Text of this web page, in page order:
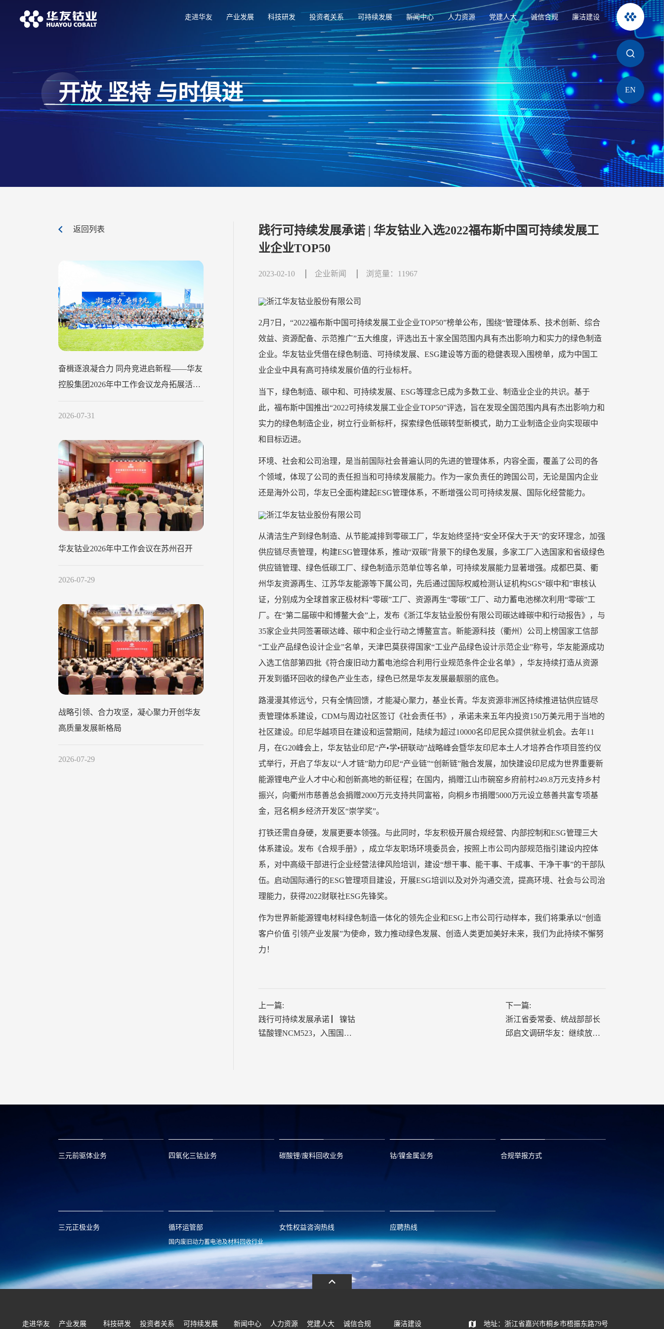
走进华友 产业发展 科技研发 投资者关系 可持续发展 新闻中心 人力资源 党建人大 诚信合规 廉洁建设
EN
开放 坚持 与时俱进
返回列表
奋楫逐浪凝合力 同舟竞进启新程——华友
控股集团2026年中工作会议龙舟拓展活动
2026-07-31
华友钴业2026年中工作会议在苏州召开
2026-07-29
战略引领、合力攻坚，凝心聚力开创华友
高质量发展新格局
2026-07-29
践行可持续发展承诺 | 华友钴业入选2022福布斯中国可持续发展工
业企业TOP50
2023-02-10 企业新闻 浏览量：11967
2月7日，“2022福布斯中国可持续发展工业企业TOP50”榜单公布，围绕“管理体系、技术创新、综合
效益、资源配备、示范推广”五大维度，评选出五十家全国范围内具有杰出影响力和实力的绿色制造
企业。华友钴业凭借在绿色制造、可持续发展、ESG建设等方面的稳健表现入围榜单，成为中国工
业企业中具有高可持续发展价值的行业标杆。
当下，绿色制造、碳中和、可持续发展、ESG等理念已成为多数工业、制造业企业的共识。基于
此，福布斯中国推出“2022可持续发展工业企业TOP50”评选，旨在发现全国范围内具有杰出影响力和
实力的绿色制造企业，树立行业新标杆，探索绿色低碳转型新模式，助力工业制造企业向实现碳中
和目标迈进。
环境、社会和公司治理，是当前国际社会普遍认同的先进的管理体系，内容全面，覆盖了公司的各
个领域，体现了公司的责任担当和可持续发展能力。作为一家负责任的跨国公司，无论是国内企业
还是海外公司，华友已全面构建起ESG管理体系，不断增强公司可持续发展、国际化经营能力。
从清洁生产到绿色制造、从节能减排到零碳工厂，华友始终坚持“安全环保大于天”的安环理念，加强
供应链尽责管理，构建ESG管理体系，推动“双碳”背景下的绿色发展，多家工厂入选国家和省级绿色
供应链管理、绿色低碳工厂、绿色制造示范单位等名单，可持续发展能力显著增强。成都巴莫、衢
州华友资源再生、江苏华友能源等下属公司，先后通过国际权威检测认证机构SGS“碳中和”审核认
证，分别成为全球首家正极材料“零碳”工厂、资源再生“零碳”工厂、动力蓄电池梯次利用“零碳”工
厂。在“第二届碳中和博鳌大会”上，发布《浙江华友钴业股份有限公司碳达峰碳中和行动报告》，与
35家企业共同签署碳达峰、碳中和企业行动之博鳌宣言。新能源科技（衢州）公司上榜国家工信部
“工业产品绿色设计企业”名单，天津巴莫获得国家“工业产品绿色设计示范企业”称号，华友能源成功
入选工信部第四批《符合废旧动力蓄电池综合利用行业规范条件企业名单》，华友持续打造从资源
开发到循环回收的绿色产业生态，绿色已然是华友发展最靓丽的底色。
路漫漫其修远兮，只有全情回馈，才能凝心聚力，基业长青。华友资源非洲区持续推进钴供应链尽
责管理体系建设，CDM与周边社区签订《社会责任书》，承诺未来五年内投资150万美元用于当地的
社区建设。印尼华越项目在建设和运营期间，陆续为超过10000名印尼民众提供就业机会。去年11
月，在G20峰会上，华友钴业印尼“产•学•研联动”战略峰会暨华友印尼本土人才培养合作项目签约仪
式举行，开启了华友以“人才链”助力印尼“产业链”“创新链”融合发展，加快建设印尼成为世界重要新
能源锂电产业人才中心和创新高地的新征程；在国内，捐赠江山市碗窑乡府前村249.8万元支持乡村
振兴，向衢州市慈善总会捐赠2000万元支持共同富裕，向桐乡市捐赠5000万元设立慈善共富专项基
金，冠名桐乡经济开发区“崇学奖”。
打铁还需自身硬，发展更要本领强。与此同时，华友积极开展合规经营、内部控制和ESG管理三大
体系建设。发布《合规手册》，成立华友职场环境委员会，按照上市公司内部规范指引建设内控体
系，对中高级干部进行企业经营法律风险培训，建设“想干事、能干事、干成事、干净干事”的干部队
伍。启动国际通行的ESG管理项目建设，开展ESG培训以及对外沟通交流，提高环境、社会与公司治
理能力，获得2022财联社ESG先锋奖。
作为世界新能源锂电材料绿色制造一体化的领先企业和ESG上市公司行动样本，我们将秉承以“创造
客户价值 引领产业发展”为使命，致力推动绿色发展、创造人类更加美好未来，我们为此持续不懈努
力！
上一篇:
践行可持续发展承诺 ▏镍钴
锰酸锂NCM523，入围国家
下一篇:
浙江省委常委、统战部部长
邱启文调研华友：继续放大
三元前驱体业务 四氧化三钴业务 碳酸锂/废料回收业务 钴/镍金属业务 合规举报方式
三元正极业务 循环运管部
国内废旧动力蓄电池及材料回收行业
hyxh@huayou.com
女性权益咨询热线
13486326037
应聘热线
0086-0573-88585392
走进华友 产业发展 科技研发 投资者关系 可持续发展 新闻中心 人力资源 党建人大 诚信合规 廉洁建设 地址：浙江省嘉兴市桐乡市梧振东路79号